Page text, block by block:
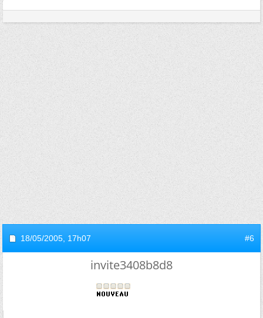
18/05/2005, 17h07 #6
invite3408b8d8